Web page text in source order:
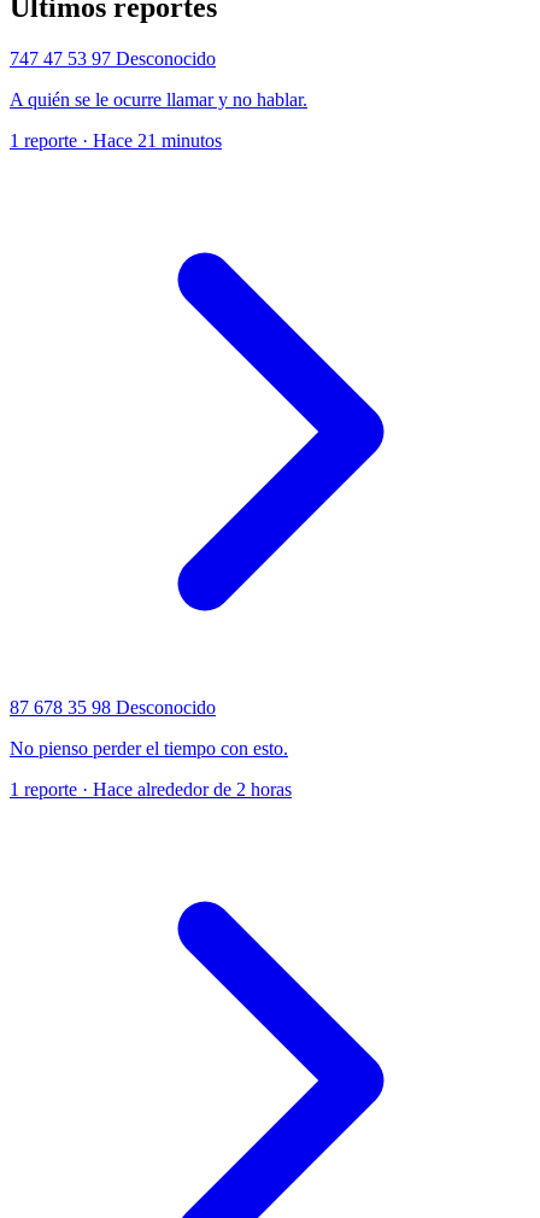
Últimos reportes
747 47 53 97 Desconocido
A quién se le ocurre llamar y no hablar.
1 reporte · Hace 21 minutos
87 678 35 98 Desconocido
No pienso perder el tiempo con esto.
1 reporte · Hace alrededor de 2 horas